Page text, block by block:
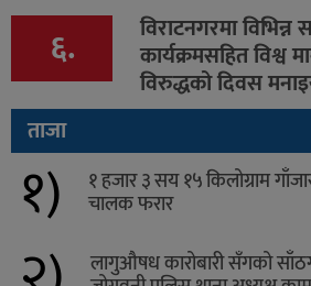
६. विराटनगरमा
कार्यक्रमसहित विश्व
विरुद्धको दिवस
ताजा
१) १ हजार ३ सय १५ किलोग्राम
चालक फरार
लागुऔषध कारोबारी सँगको